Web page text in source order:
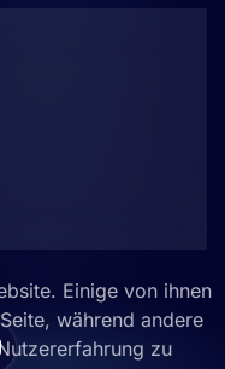
Einige von ihnen
während andere
zu